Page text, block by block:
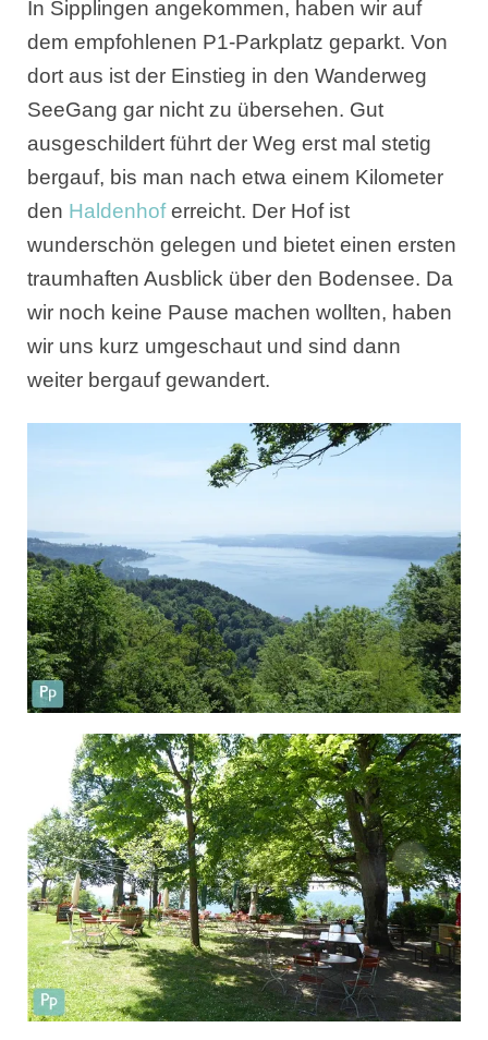
In Sipplingen angekommen, haben wir auf
dem empfohlenen P1-Parkplatz geparkt. Von
dort aus ist der Einstieg in den Wanderweg
SeeGang gar nicht zu übersehen. Gut
ausgeschildert führt der Weg erst mal stetig
bergauf, bis man nach etwa einem Kilometer
den Haldenhoferreicht. Der Hof ist
wunderschön gelegen und bietet einen ersten
traumhaften Ausblick über den Bodensee. Da
wir noch keine Pause machen wollten, haben
wir uns kurz umgeschaut und sind dann
weiter bergauf gewandert.